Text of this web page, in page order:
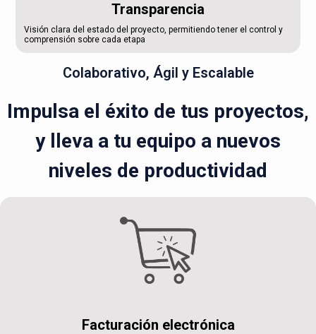
Transparencia
Visión clara del estado del proyecto, permitiendo tener el control y
comprensión sobre cada etapa
Colaborativo, Ágil y Escalable
Impulsa el éxito de tus proyectos,
y lleva a tu equipo a nuevos
niveles de productividad
Facturación electrónica